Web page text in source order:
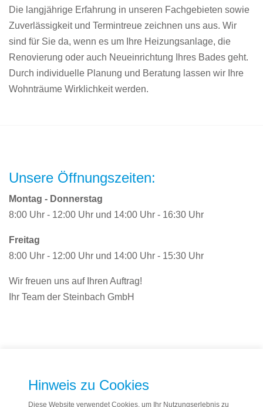
Die langjährige Erfahrung in unseren Fachgebieten sowie
Zuverlässigkeit und Termintreue zeichnen uns aus. Wir
sind für Sie da, wenn es um Ihre Heizungsanlage, die
Renovierung oder auch Neueinrichtung Ihres Bades geht.
Durch individuelle Planung und Beratung lassen wir Ihre
Wohnträume Wirklichkeit werden.
Unsere Öffnungszeiten:
Montag - Donnerstag
8:00 Uhr - 12:00 Uhr und 14:00 Uhr - 16:30 Uhr
Freitag
8:00 Uhr - 12:00 Uhr und 14:00 Uhr - 15:30 Uhr
Wir freuen uns auf Ihren Auftrag!
Ihr Team der Steinbach GmbH
Hinweis zu Cookies
Diese Website verwendet Cookies, um Ihr Nutzungserlebnis zu